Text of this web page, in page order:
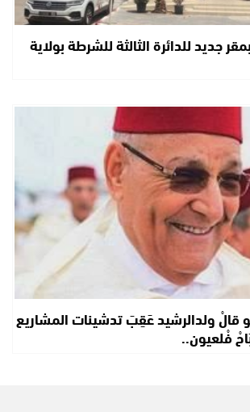
جديد للدائرة الثالثة للشرطة بولاية
قالْ ولدالرشيد عَقِبَ تدشينات المشاريع
فْلعيون..